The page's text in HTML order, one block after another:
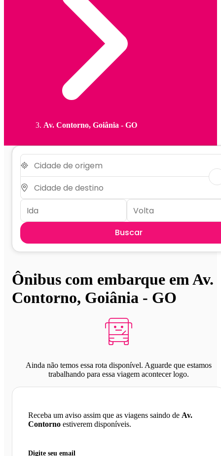
Av. Contorno, Goiânia - GO
Buscar
Ônibus com embarque em Av.
Contorno, Goiânia - GO
Ainda não temos essa rota disponível. Aguarde que estamos
trabalhando para essa viagem acontecer logo.
Receba um aviso assim que as viagens saindo de Av.
Contorno estiverem disponíveis.
Digite seu email